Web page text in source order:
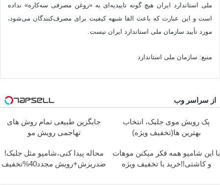
ملی استاندارد ایران هیچ گونه تاییدیه‌ای به «روغن مصرفی سه‌کاره» نداده
است و این عبارت که باعث القا شبهه کیفیت برای مصرف‌کنندگان می‌شود،
مورد تأیید سازمان ملی استاندارد ایران نیست.
منبع: ‌سازمان ملی استاندارد
از سراسر وب
پک رویش موی جلبک، انتخاب
بهترین ها(تخفیف ویژه)
جایگزین طبیعی تمام روش های
تهاجمی رویش مو
با این شامپو همه فکر میکنن موهات
و کاشتی!!خرید با تخفیف ویژه
محاله پیدا کنی،شامپو مثل جلبک!
ضدریزش+رویش مجدد40%تخفیف